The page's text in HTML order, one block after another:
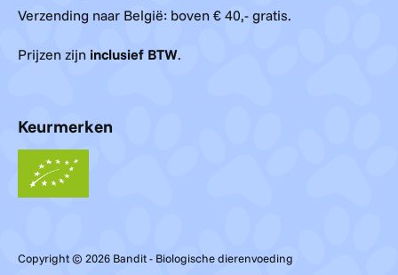
Verzending naar België: boven € 40,- gratis.
Prijzen zijn inclusief BTW.
Keurmerken
Copyright © 2026 Bandit - Biologische dierenvoeding